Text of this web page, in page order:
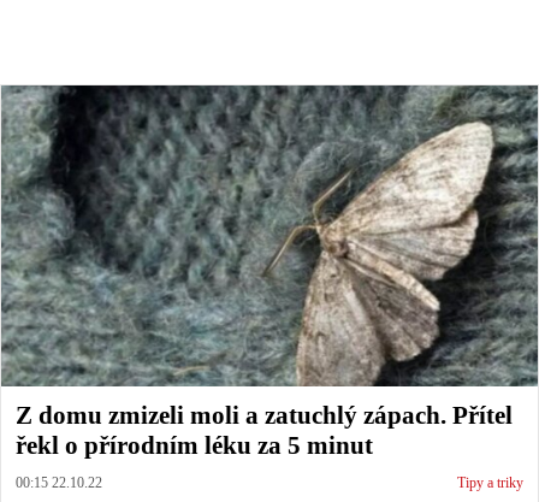
Z domu zmizeli moli a zatuchlý zápach. Přítel
řekl o přírodním léku za 5 minut
00:15 22.10.22 Tipy a triky